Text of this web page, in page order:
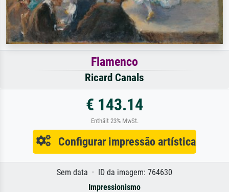
Flamenco
Ricard Canals
€ 143.14
Enthält 23% MwSt.
Configurar impressão artística
Sem data · ID da imagem: 764630
Impressionismo